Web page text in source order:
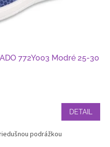
772Y003 Modré 25-30
DETAIL
podrážkou